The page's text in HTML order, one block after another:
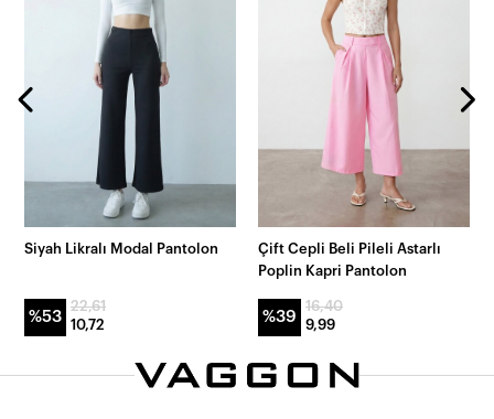
Siyah Likralı Modal Pantolon
%53
22,61
10,72
Çift Cepli Beli Pileli Astarlı
Poplin Kapri Pantolon
%39
16,40
9,99